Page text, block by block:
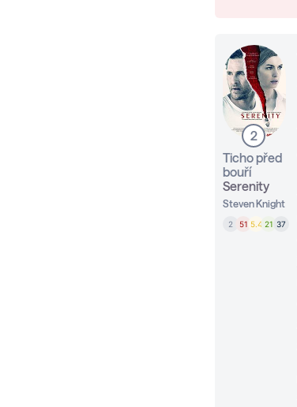
2
Ticho před
bouří
Serenity
Steven Knight
2 51 5.4 21 37